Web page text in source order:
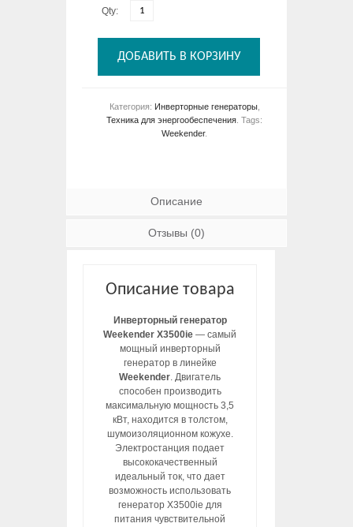
Qty:
ДОБАВИТЬ В КОРЗИНУ
Категория: Инверторные генераторы,
Техника для энергообеспечения Tags:
Weekender.
Описание
Отзывы (0)
Описание товара
Инверторный генератор
Weekender X3500ie — самый
мощный инверторный
генератор в линейке
Weekender. Двигатель
способен производить
максимальную мощность 3,5
кВт, находится в толстом,
шумоизоляционном кожухе.
Электростанция подает
высококачественный
идеальный ток, что дает
возможность использовать
генератор X3500ie для
питания чувствительной